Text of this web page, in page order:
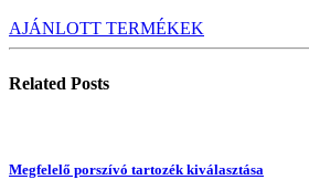
AJÁNLOTT TERMÉKEK
Related Posts
Megfelelő porszívó tartozék kiválasztása